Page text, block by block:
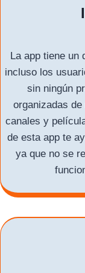
La app tiene un
incluso los
sin ningún
organizadas
canales y
de esta app te
ya que no se